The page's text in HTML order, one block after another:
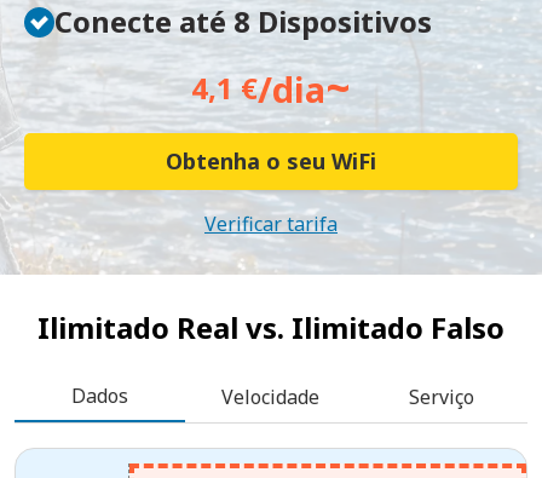
Conecte até 8 Dispositivos
4,1 €/dia~
Obtenha o seu WiFi
Verificar tarifa
Ilimitado Real vs. Ilimitado Falso
Dados Velocidade Serviço